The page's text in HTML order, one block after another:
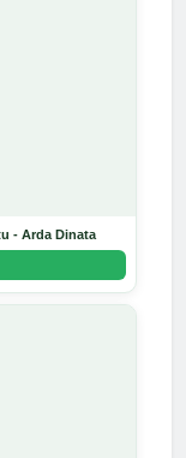
- Arda Dinata